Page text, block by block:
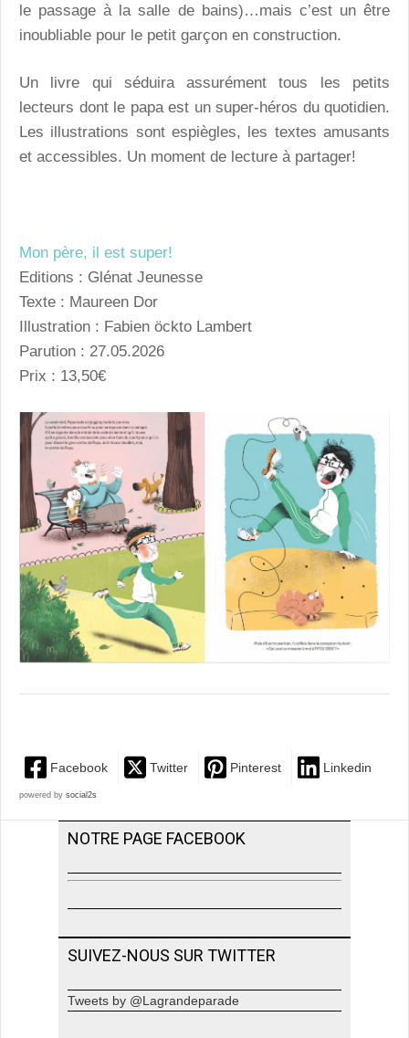
le passage à la salle de bains)…mais c’est un être
inoubliable pour le petit garçon en construction.
Un livre qui séduira assurément tous les petits
lecteurs dont le papa est un super-héros du quotidien.
Les illustrations sont espiègles, les textes amusants
et accessibles. Un moment de lecture à partager!
Mon père, il est super!
Editions : Glénat Jeunesse
Texte : Maureen Dor
Illustration : Fabien öckto Lambert
Parution : 27.05.2026
Prix : 13,50€
Facebook Twitter Pinterest Linkedin
powered by social2s
NOTRE PAGE FACEBOOK
SUIVEZ-NOUS SUR TWITTER
Tweets by @Lagrandeparade